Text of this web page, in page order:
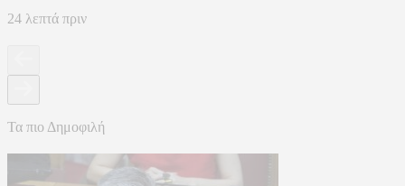
24 λεπτά πριν
Τα πιο Δημοφιλή